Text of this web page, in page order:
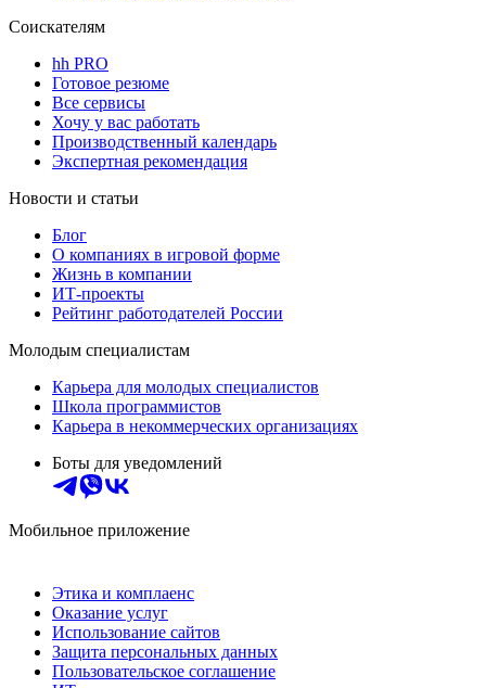
Соискателям
hh PRO
Готовое резюме
Все сервисы
Хочу у вас работать
Производственный календарь
Экспертная рекомендация
Новости и статьи
Блог
О компаниях в игровой форме
Жизнь в компании
ИТ-проекты
Рейтинг работодателей России
Молодым специалистам
Карьера для молодых специалистов
Школа программистов
Карьера в некоммерческих организациях
Боты для уведомлений
Мобильное приложение
Этика и комплаенс
Оказание услуг
Использование сайтов
Защита персональных данных
Пользовательское соглашение